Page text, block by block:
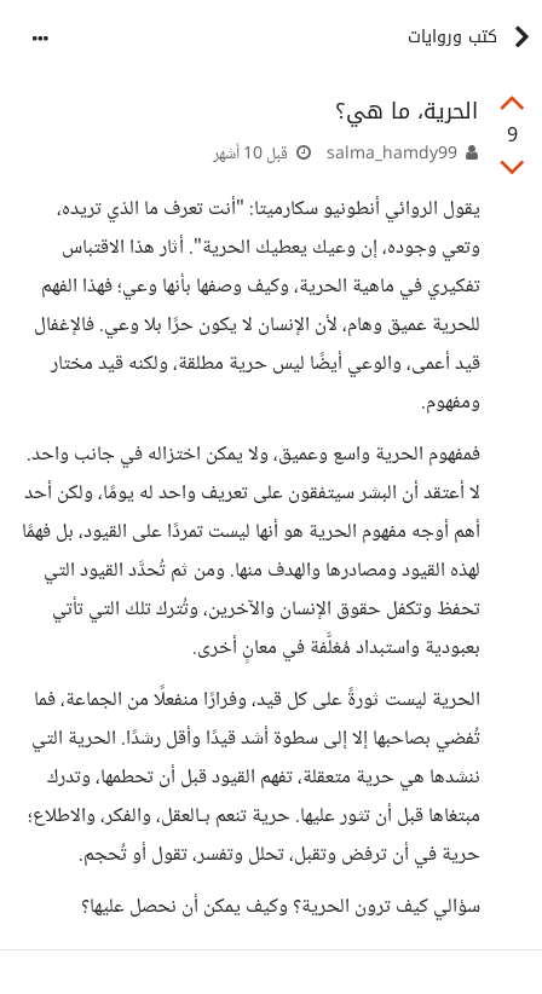
كتب وروايات
9
الحرية، ما هي؟
قبل 10 أشهر
يقول الروائي أنطونيو سكارميتا: "أنت تعرف ما الذي تريده،
وتعي وجوده، إن وعيك يعطيك الحرية". أثار هذا الاقتباس
تفكيري في ماهية الحرية، وكيف وصفها بأنها وعي؛ فهذا الفهم
للحرية عميق وهام، لأن الإنسان لا يكون حرًا بلا وعي. فالإغفال
قيد أعمى، والوعي أيضًا ليس حرية مطلقة، ولكنه قيد مختار
ومفهوم.
​فمفهوم الحرية واسع وعميق، ولا يمكن اختزاله في جانب واحد.
لا أعتقد أن البشر سيتفقون على تعريف واحد له يومًا، ولكن أحد
أهم أوجه مفهوم الحرية هو أنها ليست تمردًا على القيود، بل فهمًا
لهذه القيود ومصادرها والهدف منها. ومن ثم تُحدَّد القيود التي
تحفظ وتكفل حقوق الإنسان والآخرين، وتُترك تلك التي تأتي
بعبودية واستبداد مُغلَّفة في معانٍ أخرى.
​الحرية ليست ثورةً على كل قيد، وفرارًا منفعلًا من الجماعة، فما
تُفضي بصاحبها إلا إلى سطوة أشد قيدًا وأقل رشدًا. ​الحرية التي
ننشدها هي حرية متعقلة، تفهم القيود قبل أن تحطمها، وتدرك
مبتغاها قبل أن تثور عليها. حرية تنعم بـالعقل، والفكر، والاطلاع؛
حرية في أن ترفض وتقبل، تحلل وتفسر، تقول أو تُحجم.
سؤالي كيف ترون الحرية؟ وكيف يمكن أن نحصل عليها؟